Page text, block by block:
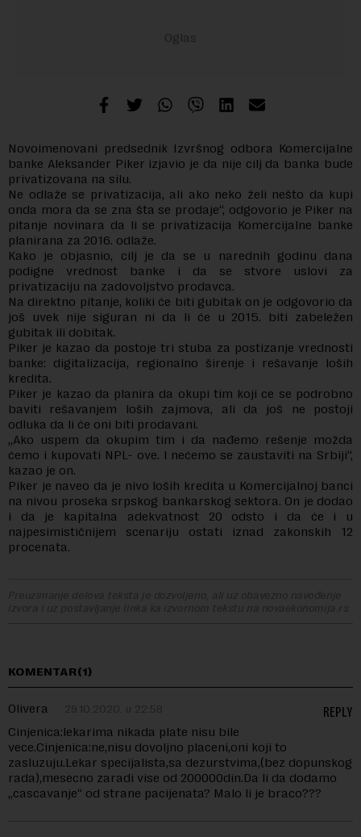
Novoimenovani predsednik Izvršnog odbora Komercijalne
banke Aleksander Piker izjavio je da nije cilj da banka bude
privatizovana na silu.
Ne odlaže se privatizacija, ali ako neko želi nešto da kupi
onda mora da se zna šta se prodaje“, odgovorio je Piker na
pitanje novinara da li se privatizacija Komercijalne banke
planirana za 2016. odlaže.
Kako je objasnio, cilj je da se u narednih godinu dana
podigne vrednost banke i da se stvore uslovi za
privatizaciju na zadovoljstvo prodavca.
Na direktno pitanje, koliki će biti gubitak on je odgovorio da
još uvek nije siguran ni da li će u 2015. biti zabeležen
gubitak ili dobitak.
Piker je kazao da postoje tri stuba za postizanje vrednosti
banke: digitalizacija, regionalno širenje i rešavanje loših
kredita.
Piker je kazao da planira da okupi tim koji ce se podrobno
baviti rešavanjem loših zajmova, ali da još ne postoji
odluka da li će oni biti prodavani.
„Ako uspem da okupim tim i da nađemo rešenje možda
ćemo i kupovati NPL- ove. I nećemo se zaustaviti na Srbiji“,
kazao je on.
Piker je naveo da je nivo loših kredita u Komercijalnoj banci
na nivou proseka srpskog bankarskog sektora. On je dodao
i da je kapitalna adekvatnost 20 odsto i da će i u
najpesimističnijem scenariju ostati iznad zakonskih 12
procenata.
Preuzimanje delova teksta je dozvoljeno, ali uz obavezno navođenje
izvora i uz postavljanje linka ka izvornom tekstu na novaekonomija.rs
KOMENTAR(1)
Olivera 29.10.2020. u 22:58
Cinjenica:lekarima nikada plate nisu bile
vece.Cinjenica:ne,nisu dovoljno placeni,oni koji to
zasluzuju.Lekar specijalista,sa dezurstvima,(bez dopunskog
rada),mesecno zaradi vise od 200000din.Da li da dodamo
„cascavanje“ od strane pacijenata? Malo li je braco???
REPLY